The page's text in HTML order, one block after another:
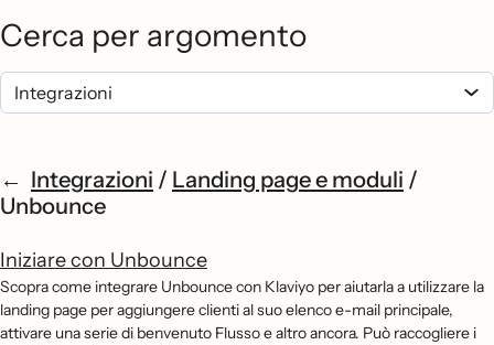
Cerca per argomento
Integrazioni / Landing page e moduli /
Unbounce
Iniziare con Unbounce
Scopra come integrare Unbounce con Klaviyo per aiutarla a utilizzare la
landing page per aggiungere clienti al suo elenco e-mail principale,
attivare una serie di benvenuto Flusso e altro ancora. Può raccogliere i